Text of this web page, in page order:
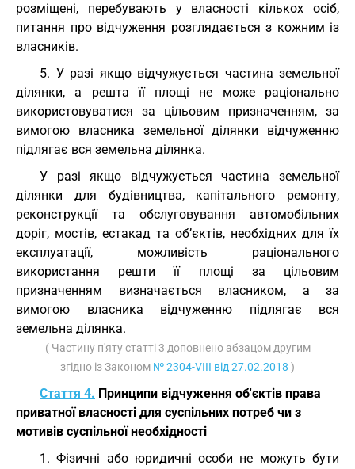
розміщені, перебувають у власності кількох осіб,
питання про відчуження розглядається з кожним із
власників.
5. У разі якщо відчужується частина земельної
ділянки, а решта її площі не може раціонально
використовуватися за цільовим призначенням, за
вимогою власника земельної ділянки відчуженню
підлягає вся земельна ділянка.
У разі якщо відчужується частина земельної
ділянки для будівництва, капітального ремонту,
реконструкції та обслуговування автомобільних
доріг, мостів, естакад та об’єктів, необхідних для їх
експлуатації, можливість раціонального
використання решти її площі за цільовим
призначенням визначається власником, а за
вимогою власника відчуженню підлягає вся
земельна ділянка.
( Частину п'яту статті 3 доповнено абзацом другим
згідно із Законом № 2304-VIII від 27.02.2018 )
Стаття 4. Принципи відчуження об'єктів права
приватної власності для суспільних потреб чи з
мотивів суспільної необхідності
1. Фізичні або юридичні особи не можуть бути